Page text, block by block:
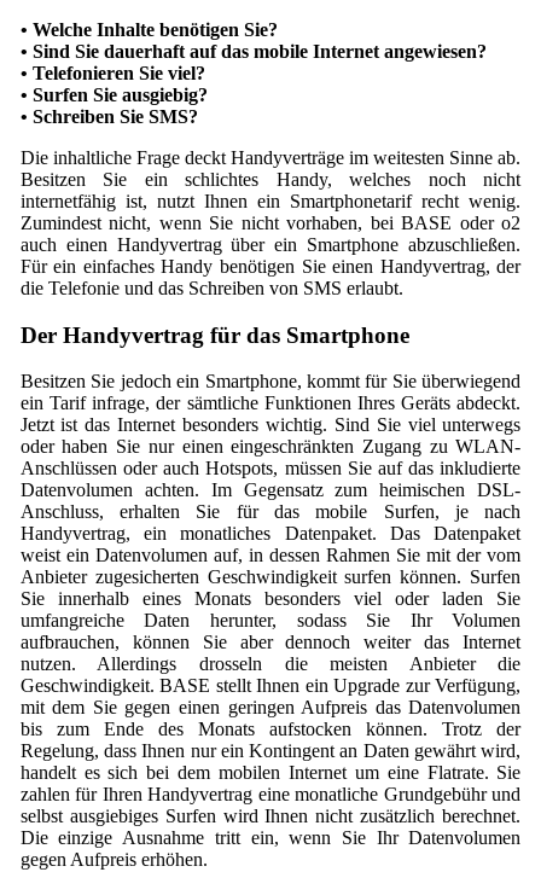
• Welche Inhalte benötigen Sie?
• Sind Sie dauerhaft auf das mobile Internet angewiesen?
• Telefonieren Sie viel?
• Surfen Sie ausgiebig?
• Schreiben Sie SMS?
Die inhaltliche Frage deckt Handyverträge im weitesten Sinne ab.
Besitzen Sie ein schlichtes Handy, welches noch nicht
internetfähig ist, nutzt Ihnen ein Smartphonetarif recht wenig.
Zumindest nicht, wenn Sie nicht vorhaben, bei BASE oder o2
auch einen Handyvertrag über ein Smartphone abzuschließen.
Für ein einfaches Handy benötigen Sie einen Handyvertrag, der
die Telefonie und das Schreiben von SMS erlaubt.
Der Handyvertrag für das Smartphone
Besitzen Sie jedoch ein Smartphone, kommt für Sie überwiegend
ein Tarif infrage, der sämtliche Funktionen Ihres Geräts abdeckt.
Jetzt ist das Internet besonders wichtig. Sind Sie viel unterwegs
oder haben Sie nur einen eingeschränkten Zugang zu WLAN-
Anschlüssen oder auch Hotspots, müssen Sie auf das inkludierte
Datenvolumen achten. Im Gegensatz zum heimischen DSL-
Anschluss, erhalten Sie für das mobile Surfen, je nach
Handyvertrag, ein monatliches Datenpaket. Das Datenpaket
weist ein Datenvolumen auf, in dessen Rahmen Sie mit der vom
Anbieter zugesicherten Geschwindigkeit surfen können. Surfen
Sie innerhalb eines Monats besonders viel oder laden Sie
umfangreiche Daten herunter, sodass Sie Ihr Volumen
aufbrauchen, können Sie aber dennoch weiter das Internet
nutzen. Allerdings drosseln die meisten Anbieter die
Geschwindigkeit. BASE stellt Ihnen ein Upgrade zur Verfügung,
mit dem Sie gegen einen geringen Aufpreis das Datenvolumen
bis zum Ende des Monats aufstocken können. Trotz der
Regelung, dass Ihnen nur ein Kontingent an Daten gewährt wird,
handelt es sich bei dem mobilen Internet um eine Flatrate. Sie
zahlen für Ihren Handyvertrag eine monatliche Grundgebühr und
selbst ausgiebiges Surfen wird Ihnen nicht zusätzlich berechnet.
Die einzige Ausnahme tritt ein, wenn Sie Ihr Datenvolumen
gegen Aufpreis erhöhen.